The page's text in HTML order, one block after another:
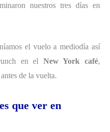
nuestros tres días en
el vuelo a mediodía así
en el New York café,
de la vuelta.
que ver en